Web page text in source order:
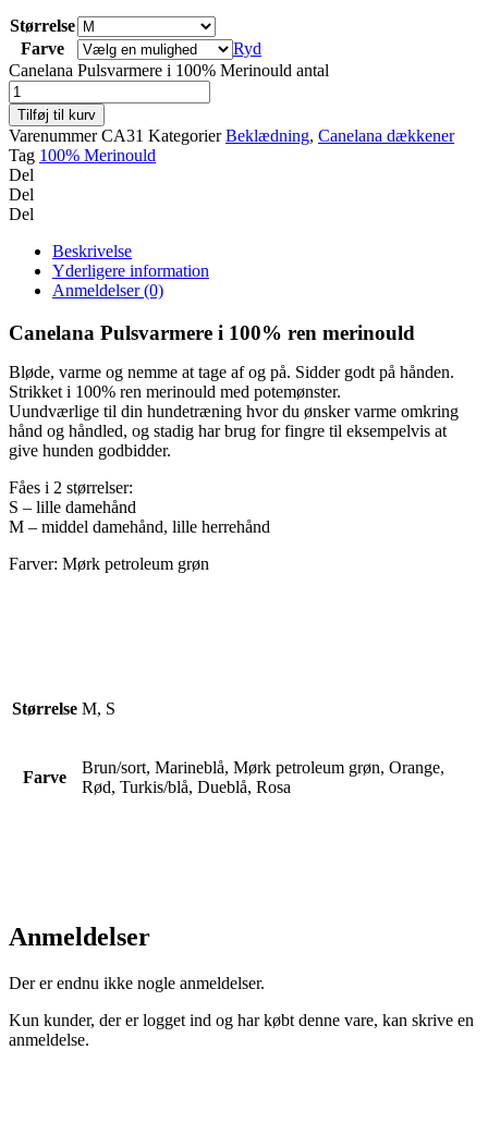
Størrelse
Farve
Ryd
Canelana Pulsvarmere i 100% Merinould antal
Tilføj til kurv
VarenummerCA31 Kategorier Beklædning, Canelana dækkener
Tag 100% Merinould
Del
Del
Del
Beskrivelse
Yderligere information
Anmeldelser (0)
Canelana Pulsvarmere i 100% ren merinould
Bløde, varme og nemme at tage af og på. Sidder godt på hånden.
Strikket i 100% ren merinould med potemønster.
Uundværlige til din hundetræning hvor du ønsker varme omkring
hånd og håndled, og stadig har brug for fingre til eksempelvis at
give hunden godbidder.
Fåes i 2 størrelser:
S – lille damehånd
M – middel damehånd, lille herrehånd
Farver: Mørk petroleum grøn
Størrelse M, S
Farve
Brun/sort, Marineblå, Mørk petroleum grøn, Orange,
Rød, Turkis/blå, Dueblå, Rosa
Anmeldelser
Der er endnu ikke nogle anmeldelser.
Kun kunder, der er logget ind og har købt denne vare, kan skrive en
anmeldelse.